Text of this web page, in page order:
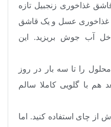
غذاخوری زنجبیل تازه
غذاخوری عسل و یک قاشق
آب جوش بریزید. این
را تا سه بار در روز
هم با گلویی کاملا سالم
از چای استفاده کنید. اما